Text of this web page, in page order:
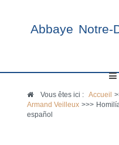
Abbaye Notre-
Vous êtes ici :Accueil
Armand Veilleux >>>
español